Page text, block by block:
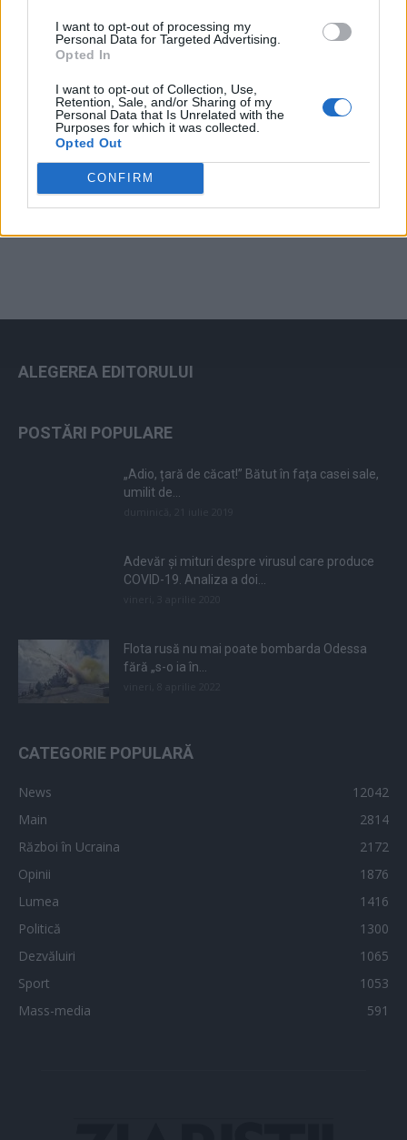
I want to opt-out of processing my
Personal Data for Targeted Advertising.
Opted In
I want to opt-out of Collection, Use,
Retention, Sale, and/or Sharing of my
Personal Data that Is Unrelated with the
Purposes for which it was collected.
Opted Out
CONFIRM
ad
ALEGEREA EDITORULUI
POSTĂRI POPULARE
„Adio, țară de căcat!” Bătut în fața casei sale,
umilit de...
Adevăr și mituri despre virusul care produce
COVID-19. Analiza a doi...
Flota rusă nu mai poate bombarda Odessa
fără „s-o ia în...
CATEGORIE POPULARĂ
News
12042
Main
2814
Război în Ucraina
2172
Opinii
1876
Lumea
1416
Politică
1300
Dezvăluiri
1065
Sport
1053
Mass-media
591